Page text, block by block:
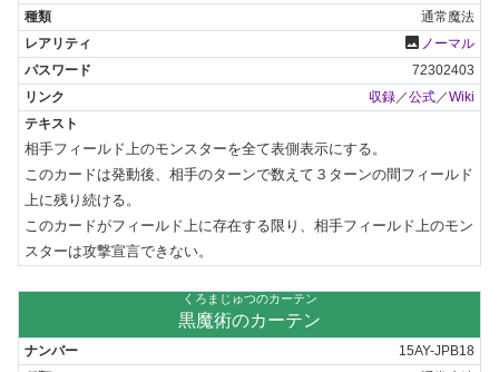
通常魔法
photo ノーマル
72302403
収録／公式／Wiki
相手フィールド上のモンスターを全て表側表示にする。
このカードは発動後、相手のターンで数えて３ターンの間フィールド
上に残り続ける。
このカードがフィールド上に存在する限り、相手フィールド上のモン
スターは攻撃宣言できない。
くろまじゅつのカーテン
黒魔術のカーテン
15AY-JPB18